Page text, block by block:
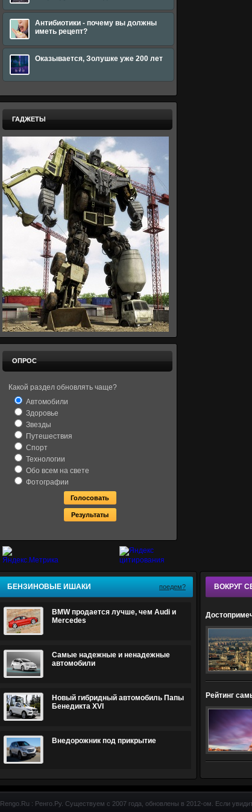
Антибиотики - почему вы должны
иметь рецепт?
Оказывается, Золушке уже 200 лет
ГАДЖЕТЫ
ОПРОС
Какой раздел обновлять чаще?
Автомобили
Здоровье
Звезды
Путешествия
Спорт
Технологии
Обо всем на свете
Фотографии
БЕНЗИНОВЫЕ ИШАКИ поедем?
BMW продается лучше, чем Audi и
Mercedes
Самые надежные и ненадежные
автомобили
Новый гибридный автомобиль Папы
Бенедикта XVI
Внедорожник под прикрытие
ВОКРУГ
Рейтинг
Rengo.Ru : Ренго.Ру. Существуем с 2007 года, обновлены в 2012-ом. Если